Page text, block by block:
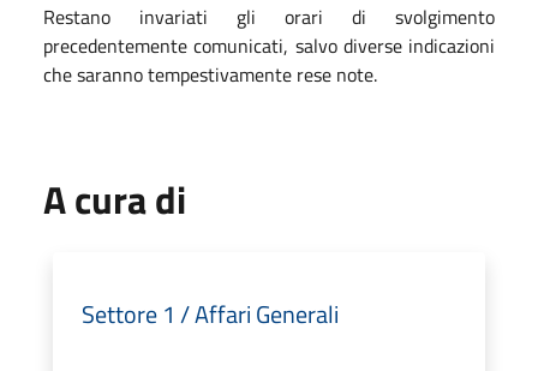
Restano invariati gli orari di svolgimento
precedentemente comunicati, salvo diverse indicazioni
che saranno tempestivamente rese note.
A cura di
Settore 1 / Affari Generali